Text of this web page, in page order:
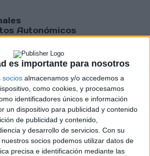
es importante para nosotros
socios almacenamos y/o accedemos a
como cookies, y procesamos
identificadores únicos e información
un dispositivo para publicidad y contenido
de publicidad y contenido,
y desarrollo de servicios. Con su
socios podemos utilizar datos de
precisa e identificación mediante las
Autonómicos